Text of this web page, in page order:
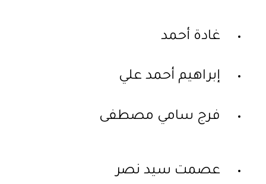
غادة أحمد
إبراهيم أحمد علي
فرج سامي مصطفى
عصمت سيد نصر